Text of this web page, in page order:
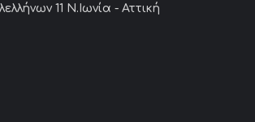
11 Ν.Ιωνία - Αττική